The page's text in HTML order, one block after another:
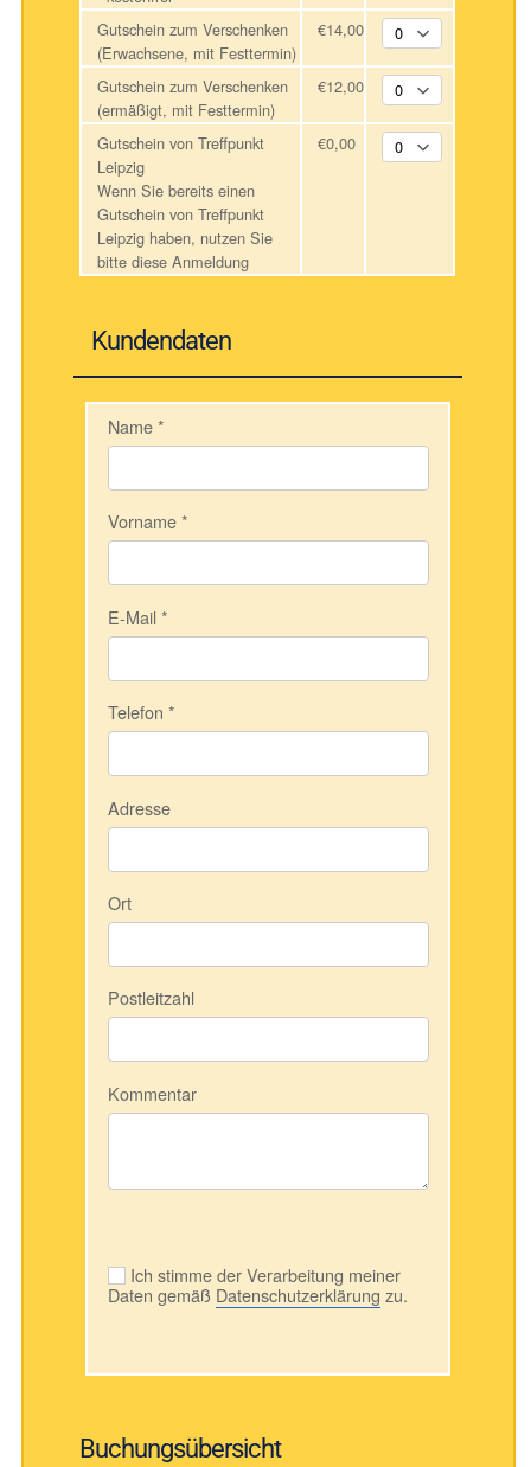
Gutschein zum Verschenken
(Erwachsene, mit Festtermin)
€14,00
Gutschein zum Verschenken
(ermäßigt, mit Festtermin)
€12,00
Gutschein von Treffpunkt
Leipzig
Wenn Sie bereits einen
Gutschein von Treffpunkt
Leipzig haben, nutzen Sie
bitte diese Anmeldung
€0,00
Kundendaten
Name*
Vorname*
E-Mail*
Telefon *
Adresse
Ort
Postleitzahl
Kommentar
Ich stimme der Verarbeitung meiner
Daten gemäß Datenschutzerklärung zu.
Buchungsübersicht